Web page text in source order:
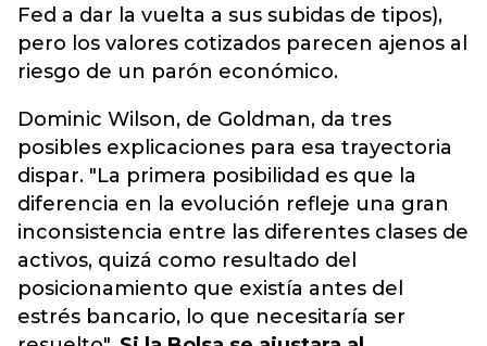
Fed a dar la vuelta a sus subidas de tipos),
pero los valores cotizados parecen ajenos al
riesgo de un parón económico.
Dominic Wilson, de Goldman, da tres
posibles explicaciones para esa trayectoria
dispar. "La primera posibilidad es que la
diferencia en la evolución refleje una gran
inconsistencia entre las diferentes clases de
activos, quizá como resultado del
posicionamiento que existía antes del
estrés bancario, lo que necesitaría ser